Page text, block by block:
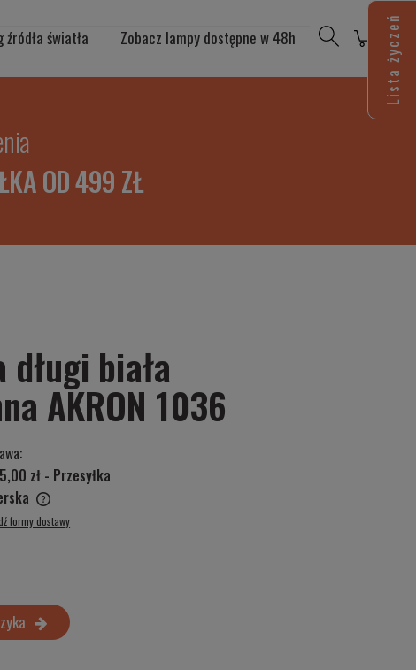
źródła światła Zobacz lampy dostępne w 48h
OD 499 ZŁ
biała
AKRON 1036
zł - Przesyłka
formy dostawy
Lista życzeń